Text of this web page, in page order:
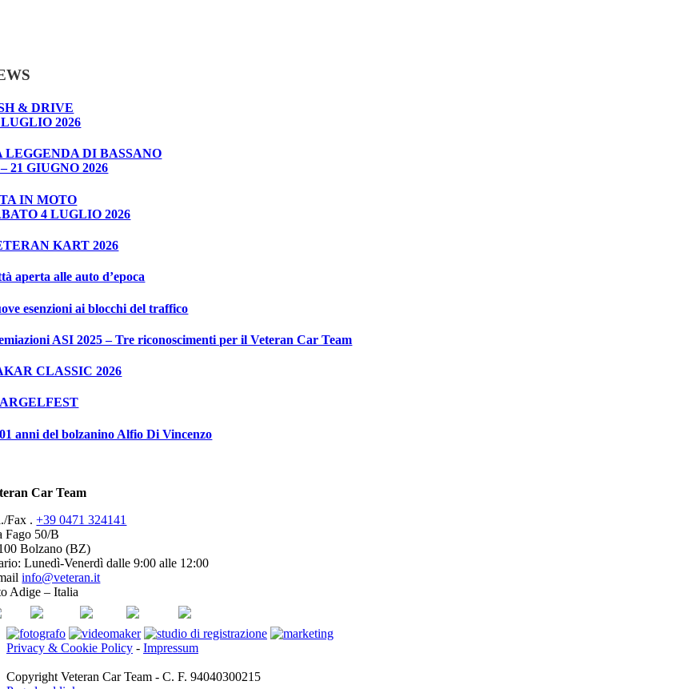
& DRIVE
LUGLIO 2026
LEGGENDA DI BASSANO
21 GIUGNO 2026
IN MOTO
4 LUGLIO 2026
KART 2026
aperta alle auto d’epoca
esenzioni ai blocchi del traffico
ASI 2025 – Tre riconoscimenti per il Veteran Car Team
CLASSIC 2026
anni del bolzanino Alfio Di Vincenzo
Car Team
Fax .+39 0471 324141
Fago 50/B
Bolzano (BZ)
Lunedì-Venerdì dalle 9:00 alle 12:00
info@veteran.it
Adige – Italia
FIVA ACI youtube facebook
Privacy & Cookie Policy - Impressum
Copyright Veteran Car Team - C. F. 94040300215